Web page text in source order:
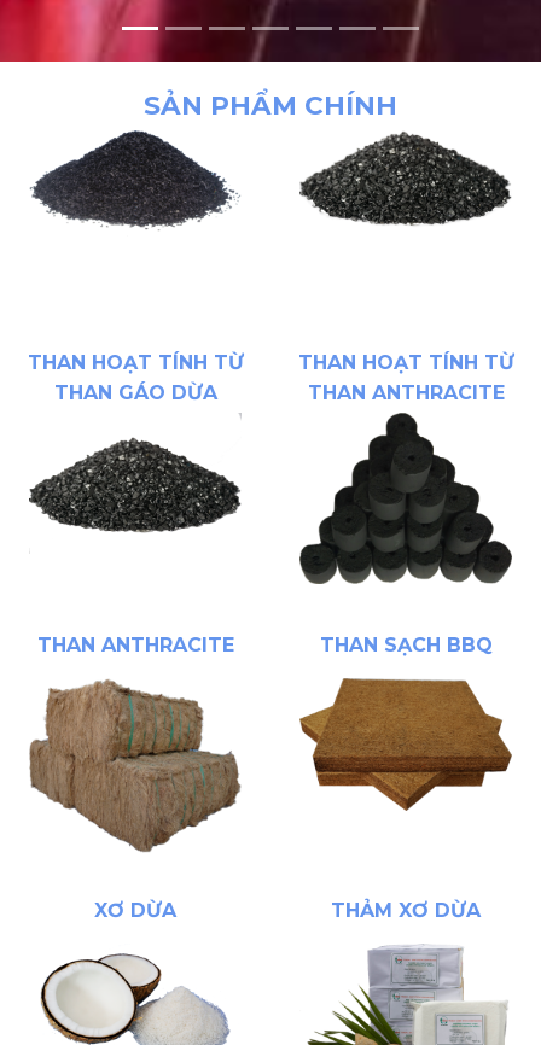
SẢN PHẨM CHÍNH
THAN HOẠT TÍNH TỪ
THAN GÁO DỪA
THAN HOẠT TÍNH TỪ
THAN ANTHRACITE
THAN ANTHRACITE THAN SẠCH BBQ
XƠ DỪA THẢM XƠ DỪA